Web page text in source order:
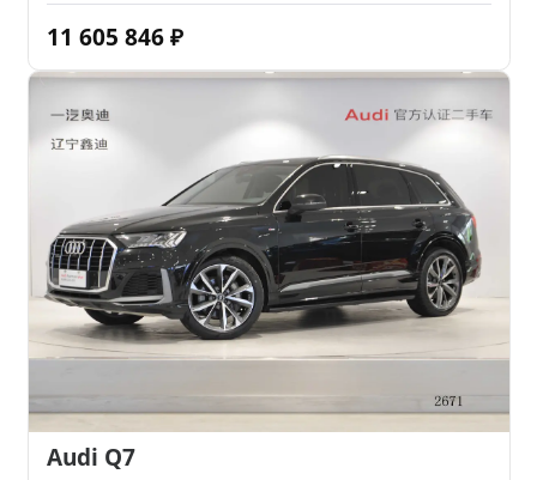
11 605 846 ₽
Audi Q7